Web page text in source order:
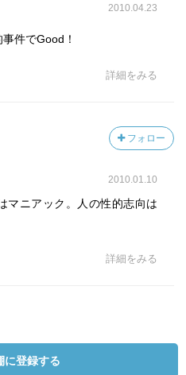
2010.04.23
件でGood！
詳細をみる
フォロー
2010.01.10
マニアック。人の性的志向は
詳細をみる
に登録する